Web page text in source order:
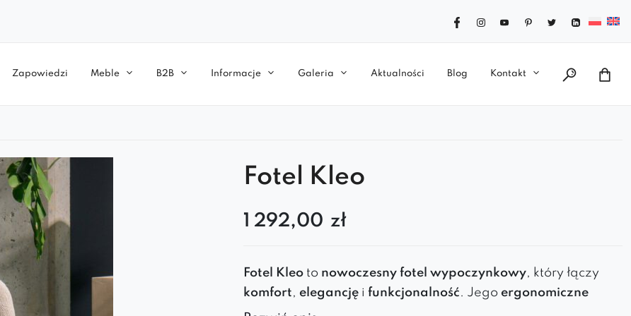
Zapowiedzi Meble B2B Informacje Galeria Aktualności Blog Kontakt
Fotel Kleo
1 292,00 zł
Fotel Kleo to nowoczesny fotel wypoczynkowy, który łączy
komfort, elegancję i funkcjonalność. Jego ergonomiczne
oparcie
i miękkie siedzisko